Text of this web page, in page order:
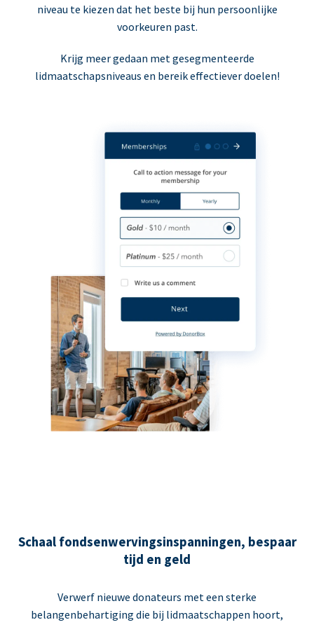
niveau te kiezen dat het beste bij hun persoonlijke
voorkeuren past.
Krijg meer gedaan met gesegmenteerde
lidmaatschapsniveaus en bereik effectiever doelen!
Schaal fondsenwervingsinspanningen, bespaar
tijd en geld
Verwerf nieuwe donateurs met een sterke
belangenbehartiging die bij lidmaatschappen hoort,